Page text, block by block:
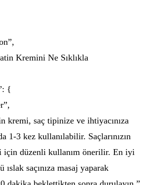
Kremini Ne Sıklıkla
{
kremi, saç tipinize ve ihtiyacınıza
1-3 kez kullanılabilir. Saçlarınızın
için düzenli kullanım önerilir. En iyi
saçınıza masaj yaparak